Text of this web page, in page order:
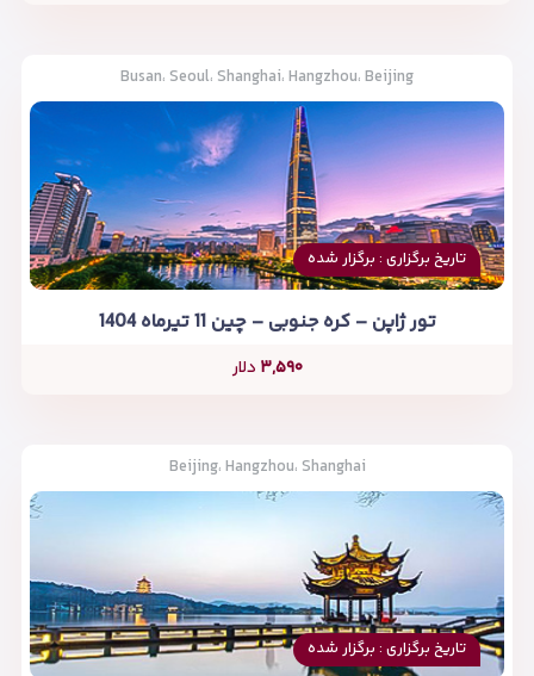
Busan، Seoul، Shanghai، Hangzhou، Beijing
تاریخ برگزاری : برگزار شده
تور ژاپن – کره جنوبی – چین 11 تیرماه 1404
۳,۵۹۰ دلار
Beijing، Hangzhou، Shanghai
تاریخ برگزاری : برگزار شده